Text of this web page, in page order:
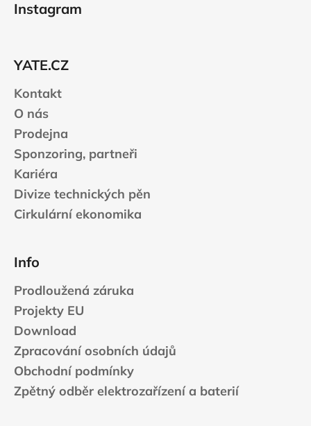
Instagram
YATE.CZ
Kontakt
O nás
Prodejna
Sponzoring, partneři
Kariéra
Divize technických pěn
Cirkulární ekonomika
Info
Prodloužená záruka
Projekty EU
Download
Zpracování osobních údajů
Obchodní podmínky
Zpětný odběr elektrozařízení a baterií